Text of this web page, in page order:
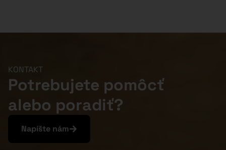
KONTAKT
Potrebujete pomôcť
alebo poradiť?
Napíšte nám